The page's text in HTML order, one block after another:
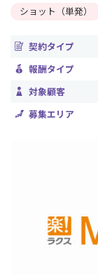
ショット（単発）
契約タイプ
報酬タイプ
対象顧客
募集エリア